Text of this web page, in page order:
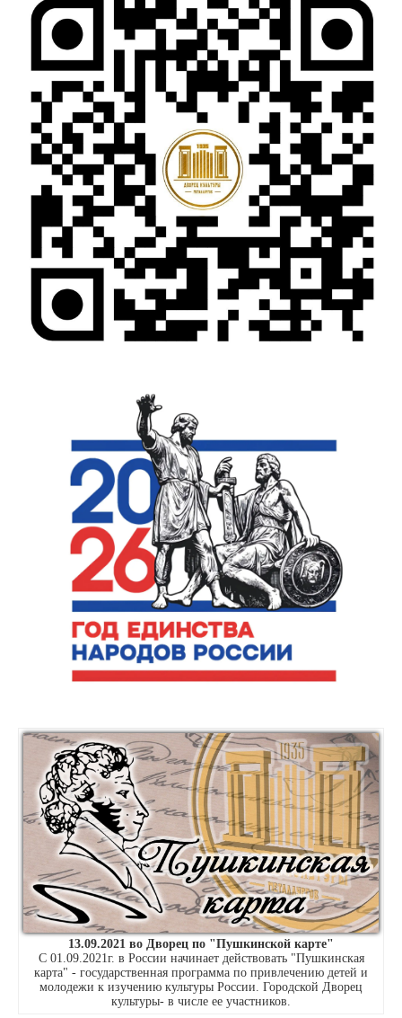
13.09.2021 во Дворец по "Пушкинской карте"
С 01.09.2021г. в России начинает действовать "Пушкинская
карта" - государственная программа по привлечению детей и
молодежи к изучению культуры России. Городской Дворец
культуры- в числе ее участников.